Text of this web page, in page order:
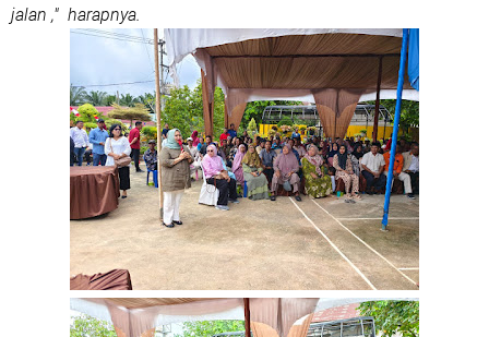
jalan ," harapnya.